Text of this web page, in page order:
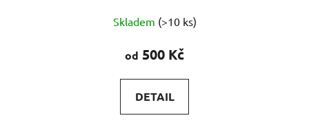
hodnocení
produktu
5,0
z
Skladem (>10 ks)
od 500 Kč
DETAIL